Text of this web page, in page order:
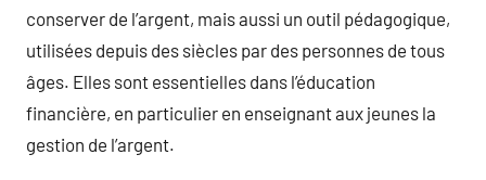
conserver de l’argent, mais aussi un outil pédagogique,
utilisées depuis des siècles par des personnes de tous
âges. Elles sont essentielles dans l’éducation
financière, en particulier en enseignant aux jeunes la
gestion de l’argent.